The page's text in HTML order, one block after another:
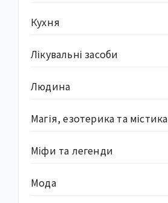
Кухня
Лікувальні засоби
Людина
Магія, езотерика та містика
Міфи та легенди
Мода